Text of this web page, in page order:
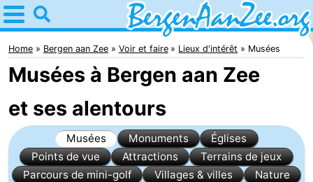
Home
Bergen
aan
Zee
Astuces
Avec
les
enfants
Bergen
Dunes
Home Bergen aan Zee Voir et faire Lieux d'intérêt Musées
Musées à Bergen aan Zee
et ses alentours
Musées Monuments
Églises
Points de vue
Attractions
Terrains de jeux
Parcours de mini-golf
Villages & villes
Nature